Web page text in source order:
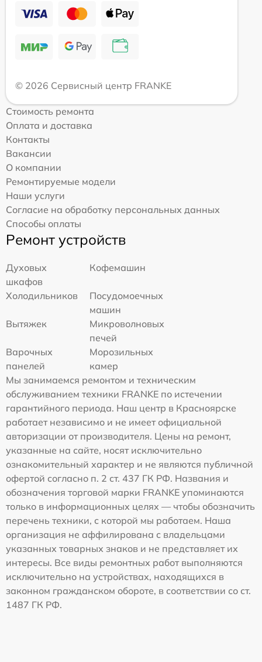
© 2026 Сервисный центр FRANKE
Стоимость ремонта
Оплата и доставка
Контакты
Вакансии
О компании
Ремонтируемые модели
Наши услуги
Согласие на обработку персональных данных
Способы оплаты
Ремонт устройств
Духовых
шкафов
Кофемашин
Холодильников
Посудомоечных
машин
Вытяжек
Микроволновых
печей
Варочных
панелей
Морозильных
камер
Мы занимаемся ремонтом и техническим
обслуживанием техники FRANKE по истечении
гарантийного периода. Наш центр в Красноярске
работает независимо и не имеет официальной
авторизации от производителя. Цены на ремонт,
указанные на сайте, носят исключительно
ознакомительный характер и не являются публичной
офертой согласно п. 2 ст. 437 ГК РФ. Названия и
обозначения торговой марки FRANKE упоминаются
только в информационных целях — чтобы обозначить
перечень техники, с которой мы работаем. Наша
организация не аффилирована с владельцами
указанных товарных знаков и не представляет их
интересы. Все виды ремонтных работ выполняются
исключительно на устройствах, находящихся в
законном гражданском обороте, в соответствии со ст.
1487 ГК РФ.